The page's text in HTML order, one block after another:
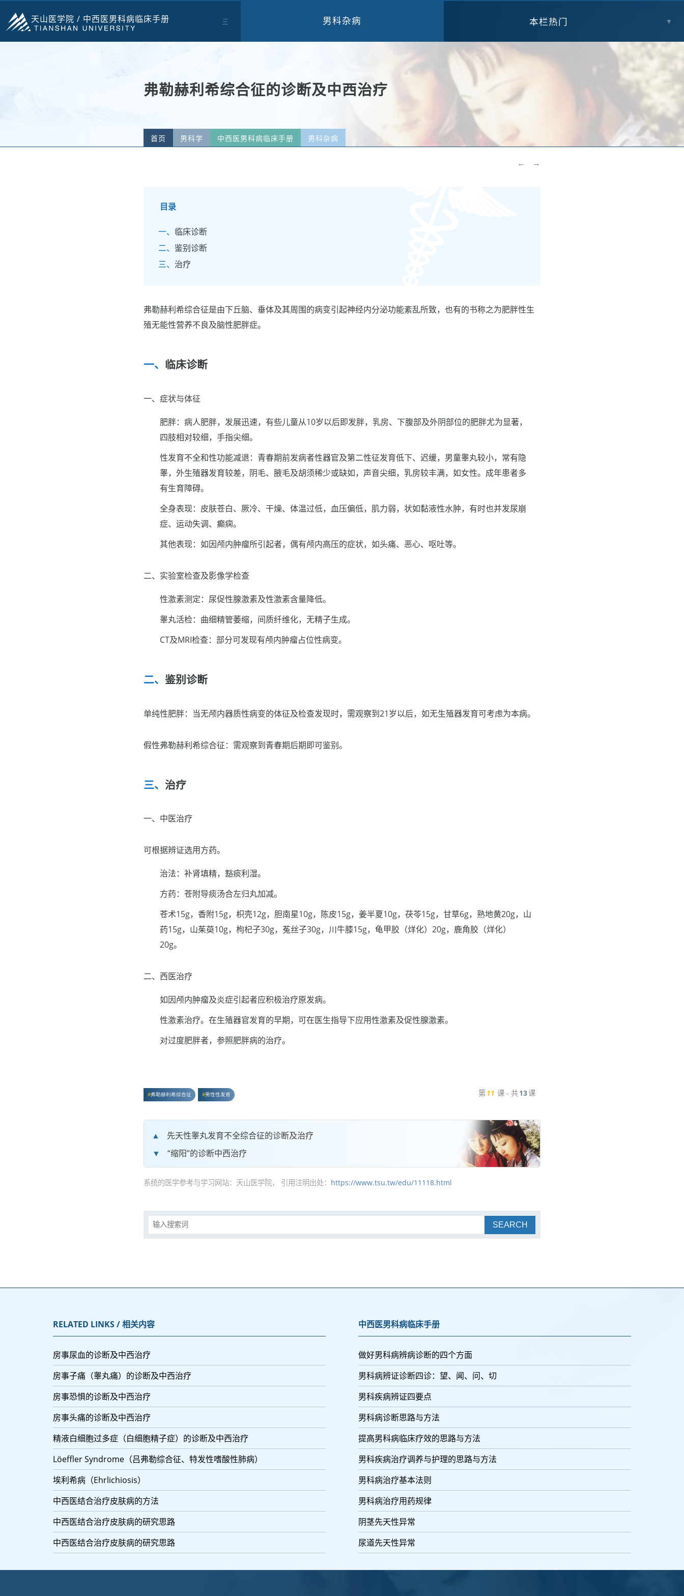
天山医学院 / 中西医男科病临床手册 三 男科杂病 本栏热门 ▼
弗勒赫利希综合征的诊断及中西治疗
首页 男科学 中西医男科病临床手册 男科杂病
← →
目录
临床诊断
鉴别诊断
治疗
弗勒赫利希综合征是由下丘脑、垂体及其周围的病变引起神经内分泌功能紊乱所致，也有的书称之为肥胖性生
殖无能性营养不良及脑性肥胖症。
临床诊断
一、症状与体征
肥胖：病人肥胖，发展迅速，有些儿童从10岁以后即发胖，乳房、下腹部及外阴部位的肥胖尤为显著，
四肢相对较细，手指尖细。
性发育不全和性功能减退：青春期前发病者性器官及第二性征发育低下、迟缓，男童睾丸较小，常有隐
睾，外生殖器发育较差，阴毛、腋毛及胡须稀少或缺如，声音尖细，乳房较丰满，如女性。成年患者多
有生育障碍。
全身表现：皮肤苍白、厥冷、干燥、体温过低，血压偏低，肌力弱，状如黏液性水肿，有时也并发尿崩
症、运动失调、癫痫。
其他表现：如因颅内肿瘤所引起者，偶有颅内高压的症状，如头痛、恶心、呕吐等。
二、实验室检查及影像学检查
性激素测定：尿促性腺激素及性激素含量降低。
睾丸活检：曲细精管萎缩，间质纤维化，无精子生成。
CT及MRI检查：部分可发现有颅内肿瘤占位性病变。
鉴别诊断
单纯性肥胖：当无颅内器质性病变的体征及检查发现时，需观察到21岁以后，如无生殖器发育可考虑为本病。
假性弗勒赫利希综合征：需观察到青春期后期即可鉴别。
治疗
一、中医治疗
可根据辨证选用方药。
治法：补肾填精，豁痰利湿。
方药：苍附导痰汤合左归丸加减。
苍术15g，香附15g，枳壳12g，胆南星10g，陈皮15g，姜半夏10g，茯苓15g，甘草6g，熟地黄20g，山
药15g，山茱萸10g，枸杞子30g，菟丝子30g，川牛膝15g，龟甲胶（烊化）20g，鹿角胶（烊化）
20g。
二、西医治疗
如因颅内肿瘤及炎症引起者应积极治疗原发病。
性激素治疗。在生殖器官发育的早期，可在医生指导下应用性激素及促性腺激素。
对过度肥胖者，参照肥胖病的治疗。
弗勒赫利希综合征 男性性发育 第11 课 - 共13课
先天性睾丸发育不全综合征的诊断及治疗
“缩阳”的诊断中西治疗
系统的医学参考与学习网站：天山医学院， 引用注明出处： https://www.tsu.tw/edu/11118.html
SEARCH
RELATED LINKS / 相关内容
房事尿血的诊断及中西治疗
房事子痛（睾丸痛）的诊断及中西治疗
房事恐惧的诊断及中西治疗
房事头痛的诊断及中西治疗
精液白细胞过多症（白细胞精子症）的诊断及中西治疗
Löeffler Syndrome（吕弗勒综合征、特发性嗜酸性肺病）
埃利希病（Ehrlichiosis）
中西医结合治疗皮肤病的方法
中西医结合治疗皮肤病的研究思路
中西医结合治疗皮肤病的研究思路
中西医男科病临床手册
做好男科病辨病诊断的四个方面
男科病辨证诊断四诊：望、闻、问、切
男科疾病辨证四要点
男科病诊断思路与方法
提高男科病临床疗效的思路与方法
男科疾病治疗调养与护理的思路与方法
男科病治疗基本法则
男科病治疗用药规律
阴茎先天性异常
尿道先天性异常